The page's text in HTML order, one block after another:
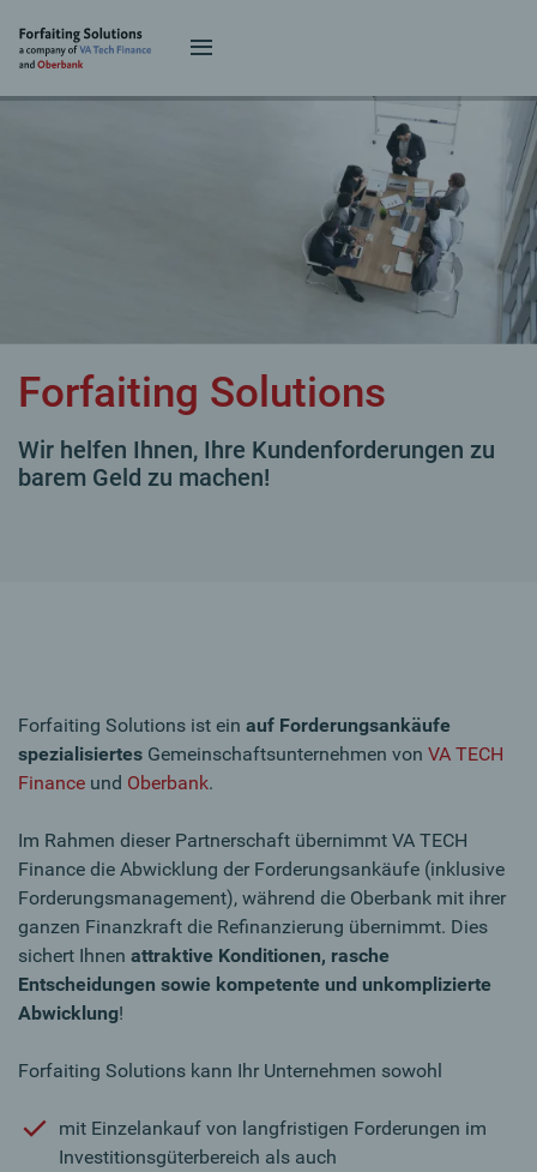
Forfaiting Solutions
Wir helfen Ihnen, Ihre Kundenforderungen zu
barem Geld zu machen!
Forfaiting Solutions ist ein auf Forderungsankäufe
spezialisiertes Gemeinschaftsunternehmen von VA TECH
Finance und Oberbank.
Im Rahmen dieser Partnerschaft übernimmt VA TECH
Finance die Abwicklung der Forderungsankäufe (inklusive
Forderungsmanagement), während die Oberbank mit ihrer
ganzen Finanzkraft die Refinanzierung übernimmt. Dies
sichert Ihnen attraktive Konditionen, rasche
Entscheidungen sowie kompetente und unkomplizierte
Abwicklung!
Forfaiting Solutions kann Ihr Unternehmen sowohl
mit Einzelankauf von langfristigen Forderungen im
Investitionsgüterbereich als auch